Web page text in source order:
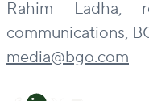
Rahim Ladha,
communications,
media@bgo.com